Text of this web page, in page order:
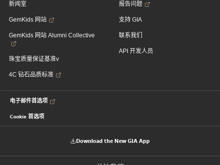
新闻室
GemKids 网站
GemKids 网站 Alumni Collective
珠宝质量保证基准v
4C 钻石品质标准
报告问题
支持 GIA
联系我们
API 开发人员
电子邮件首选项
Cookie 首选项
Download the New GIA App